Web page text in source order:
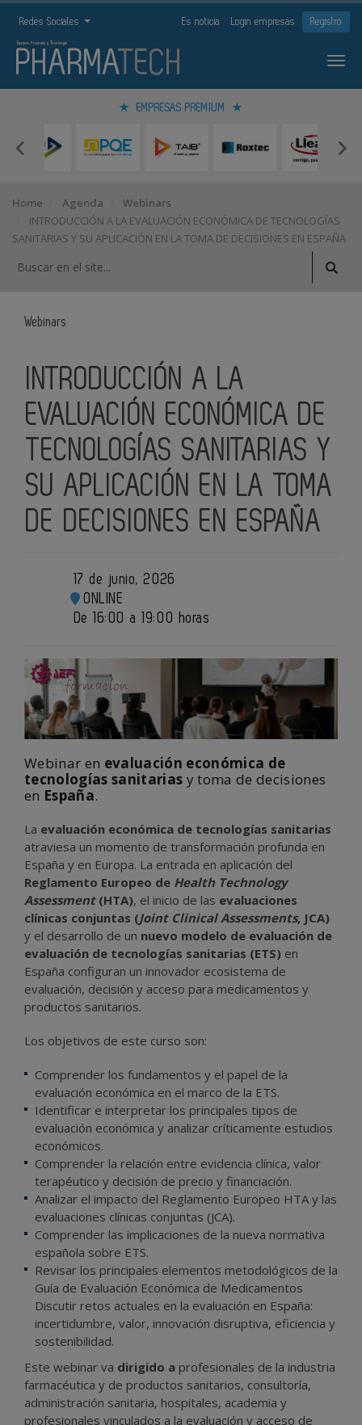
Redes Sociales Es noticia Login empresas Registro
EMPRESAS PREMIUM
Home Agenda
Webinars
INTRODUCCIÓN A LA EVALUACIÓN ECONÓMICA DE TECNOLOGÍAS
SANITARIAS Y SU APLICACIÓN EN LA TOMA DE DECISIONES EN ESPAÑA
Webinars
INTRODUCCIÓN A LA
EVALUACIÓN ECONÓMICA DE
TECNOLOGÍAS SANITARIAS Y
SU APLICACIÓN EN LA TOMA
DE DECISIONES EN ESPAÑA
17 de junio, 2026
ONLINE
De 16:00 a 19:00 horas
Webinar en evaluación económica de
tecnologías sanitarias y toma de decisiones
en España.
La evaluación económica de tecnologías sanitarias
atraviesa un momento de transformación profunda en
España y en Europa. La entrada en aplicación del
Reglamento Europeo de Health Technology
Assessment(HTA), el inicio de las evaluaciones
clínicas conjuntas (Joint Clinical Assessments, JCA)
y el desarrollo de un nuevo modelo de evaluación de
evaluación de tecnologías sanitarias (ETS) en
España configuran un innovador ecosistema de
evaluación, decisión y acceso para medicamentos y
productos sanitarios.
Los objetivos de este curso son:
Comprender los fundamentos y el papel de la
evaluación económica en el marco de la ETS.
Identificar e interpretar los principales tipos de
evaluación económica y analizar críticamente estudios
económicos.
Comprender la relación entre evidencia clínica, valor
terapéutico y decisión de precio y financiación.
Analizar el impacto del Reglamento Europeo HTA y las
evaluaciones clínicas conjuntas (JCA).
Comprender las implicaciones de la nueva normativa
española sobre ETS.
Revisar los principales elementos metodológicos de la
Guía de Evaluación Económica de Medicamentos
Discutir retos actuales en la evaluación en España:
incertidumbre, valor, innovación disruptiva, eficiencia y
sostenibilidad.
Este webinar va dirigido a profesionales de la industria
farmacéutica y de productos sanitarios, consultoría,
administración sanitaria, hospitales, academia y
profesionales vinculados a la evaluación y acceso de